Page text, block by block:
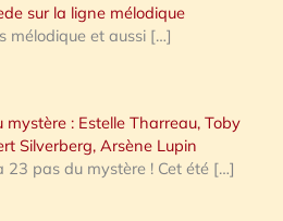
sur la ligne mélodique
mélodique et aussi […]
: Estelle Tharreau, Toby
Silverberg, Arsène Lupin
23 pas du mystère ! Cet été […]